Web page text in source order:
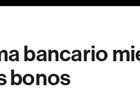
bancario
bonos